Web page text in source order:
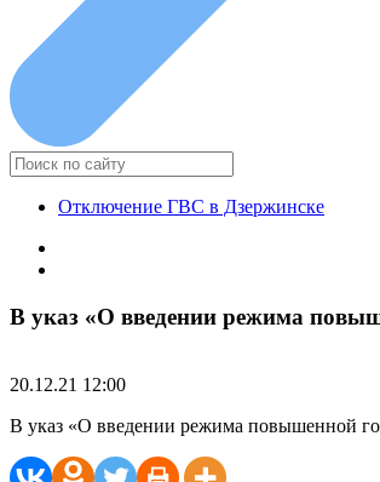
Отключение ГВС в Дзержинске
В указ «О введении режима
20.12.21 12:00
В указ «О введении режима повышенной